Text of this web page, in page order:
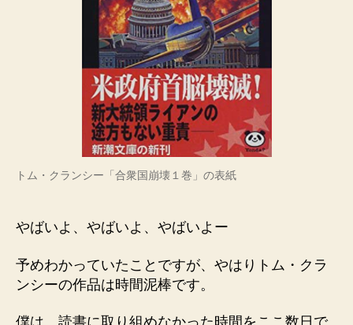
トム・クランシー「合衆国崩壊１巻」の表紙
やばいよ、やばいよ、やばいよー
予めわかっていたことですが、やはりトム・クラ
ンシーの作品は時間泥棒です。